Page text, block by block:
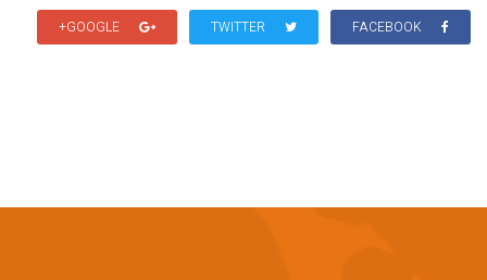
FACEBOOK
TWITTER
GOOGLE+